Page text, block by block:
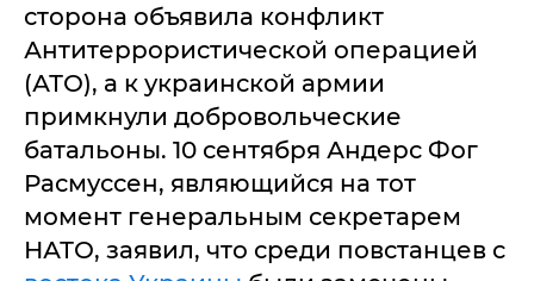
сторона объявила конфликт
Антитеррористической операцией
(АТО), а к украинской армии
примкнули добровольческие
батальоны. 10 сентября Андерс Фог
Расмуссен, являющийся на тот
момент генеральным секретарем
НАТО, заявил, что среди повстанцев с